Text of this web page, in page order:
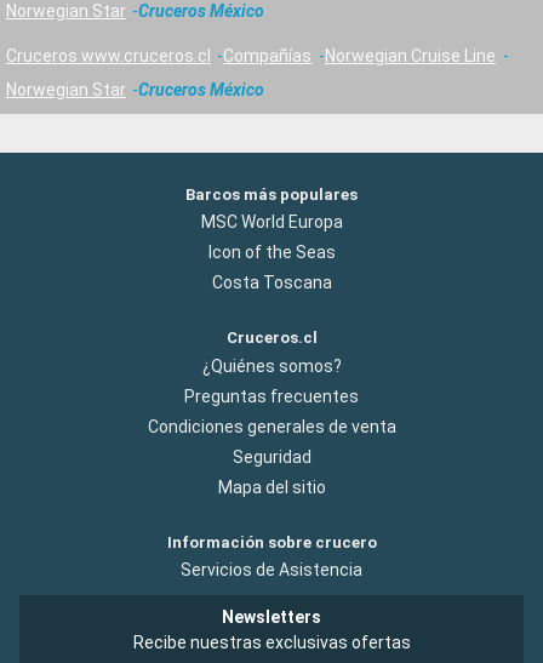
Norwegian Star
Cruceros México
Cruceros www.cruceros.cl Compañías
Norwegian Cruise Line
Norwegian Star
Cruceros México
Barcos más populares
MSC World Europa
Icon of the Seas
Costa Toscana
Cruceros.cl
¿Quiénes somos?
Preguntas frecuentes
Condiciones generales de venta
Seguridad
Mapa del sitio
Información sobre crucero
Servicios de Asistencia
Newsletters
Recibe nuestras exclusivas ofertas